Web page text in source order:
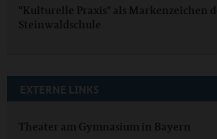
"Kulturelle Praxis" als Markenzeichen
Steinwaldschule
EXTERNE LINKS
Theater am Gymnasium in Bayern